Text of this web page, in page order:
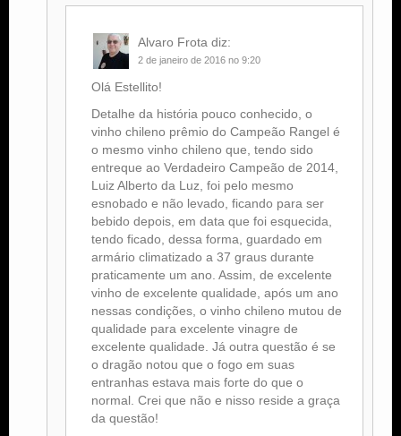
Alvaro Frota diz:
2 de janeiro de 2016 no 9:20
Olá Estellito!
Detalhe da história pouco conhecido, o
vinho chileno prêmio do Campeão Rangel é
o mesmo vinho chileno que, tendo sido
entreque ao Verdadeiro Campeão de 2014,
Luiz Alberto da Luz, foi pelo mesmo
esnobado e não levado, ficando para ser
bebido depois, em data que foi esquecida,
tendo ficado, dessa forma, guardado em
armário climatizado a 37 graus durante
praticamente um ano. Assim, de excelente
vinho de excelente qualidade, após um ano
nessas condições, o vinho chileno mutou de
qualidade para excelente vinagre de
excelente qualidade. Já outra questão é se
o dragão notou que o fogo em suas
entranhas estava mais forte do que o
normal. Crei que não e nisso reside a graça
da questão!